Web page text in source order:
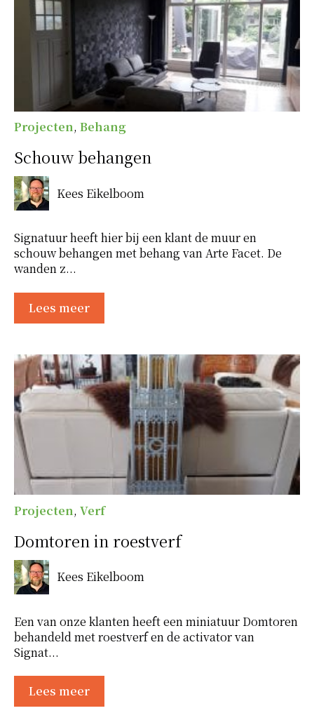
Projecten, Behang
Schouw behangen
Kees Eikelboom
Signatuur heeft hier bij een klant de muur en
schouw behangen met behang van Arte Facet. De
wanden z...
Lees meer
Projecten, Verf
Domtoren in roestverf
Kees Eikelboom
Een van onze klanten heeft een miniatuur Domtoren
behandeld met roestverf en de activator van
Signat...
Lees meer